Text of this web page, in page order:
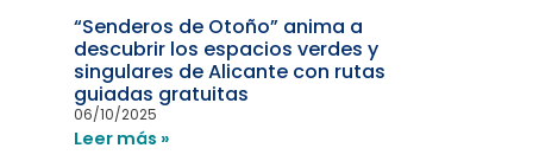
“Senderos de Otoño” anima a
descubrir los espacios verdes y
singulares de Alicante con rutas
guiadas gratuitas
06/10/2025
Leer más »